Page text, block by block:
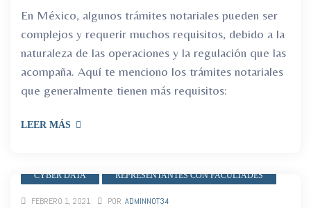
En México, algunos trámites notariales pueden ser
complejos y requerir muchos requisitos, debido a la
naturaleza de las operaciones y la regulación que las
acompaña. Aquí te menciono los trámites notariales
que generalmente tienen más requisitos:
LEER MÁS
CYBER DATA REPRESENTANTES CON FACULTADES
FEBRERO 1, 2021 POR ADMINNOT34